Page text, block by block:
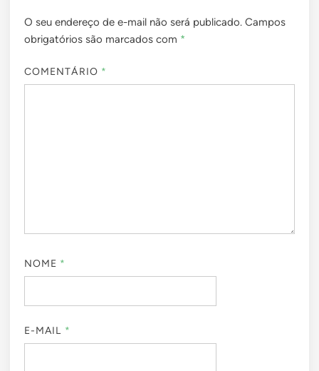
O seu endereço de e-mail não será publicado. Campos
obrigatórios são marcados com *
COMENTÁRIO *
NOME *
E-MAIL *